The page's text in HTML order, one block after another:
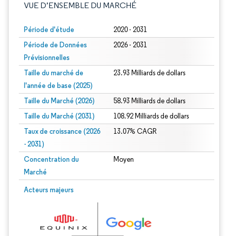
VUE D’ENSEMBLE DU MARCHÉ
Période d'étude 2020 - 2031
Période de Données
Prévisionnelles
2026 - 2031
Taille du marché de
l'année de base (2025)
23.93 Milliards de dollars
Taille du Marché (2026) 58.93 Milliards de dollars
Taille du Marché (2031) 108.92 Milliards de dollars
Taux de croissance (2026
- 2031)
13.07% CAGR
Concentration du
Marché
Moyen
Acteurs majeurs
Image © Mordor Intelligence. La réutilisation nécessite une attribution sous CC